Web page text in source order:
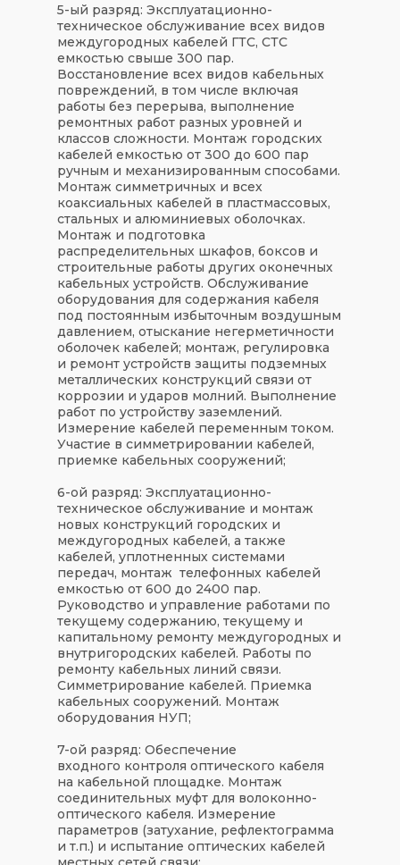
5-ый разряд: Эксплуатационно-
техническое обслуживание всех видов
междугородных кабелей ГТС, СТС
емкостью свыше 300 пар.
Восстановление всех видов кабельных
повреждений, в том числе включая
работы без перерыва, выполнение
ремонтных работ разных уровней и
классов сложности. Монтаж городских
кабелей емкостью от 300 до 600 пар
ручным и механизированным способами.
Монтаж симметричных и всех
коаксиальных кабелей в пластмассовых,
стальных и алюминиевых оболочках.
Монтаж и подготовка
распределительных шкафов, боксов и
строительные работы других оконечных
кабельных устройств. Обслуживание
оборудования для содержания кабеля
под постоянным избыточным воздушным
давлением, отыскание негерметичности
оболочек кабелей; монтаж, регулировка
и ремонт устройств защиты подземных
металлических конструкций связи от
коррозии и ударов молний. Выполнение
работ по устройству заземлений.
Измерение кабелей переменным током.
Участие в симметрировании кабелей,
приемке кабельных сооружений;
6-ой разряд: Эксплуатационно-
техническое обслуживание и монтаж
новых конструкций городских и
междугородных кабелей, а также
кабелей, уплотненных системами
передач, монтаж телефонных кабелей
емкостью от 600 до 2400 пар.
Руководство и управление работами по
текущему содержанию, текущему и
капитальному ремонту междугородных и
внутригородских кабелей. Работы по
ремонту кабельных линий связи.
Симметрирование кабелей. Приемка
кабельных сооружений. Монтаж
оборудования НУП;
7-ой разряд: Обеспечение
входного контроля оптического кабеля
на кабельной площадке. Монтаж
соединительных муфт для волоконно-
оптического кабеля. Измерение
параметров (затухание, рефлектограмма
и т.п.) и испытание оптических кабелей